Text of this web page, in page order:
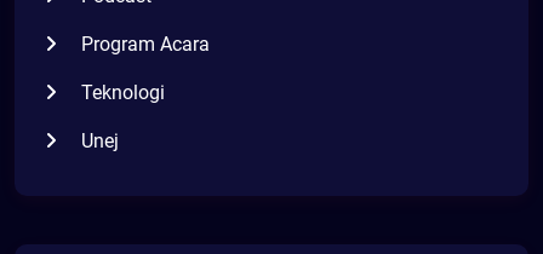
Program Acara
Teknologi
Unej